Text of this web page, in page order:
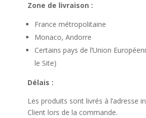
Zone de livraison :
France métropolitaine
Monaco, Andorre
Certains pays de l’Union
le Site)
Délais :
Les produits sont livrés à l’adresse
Client lors de la commande.